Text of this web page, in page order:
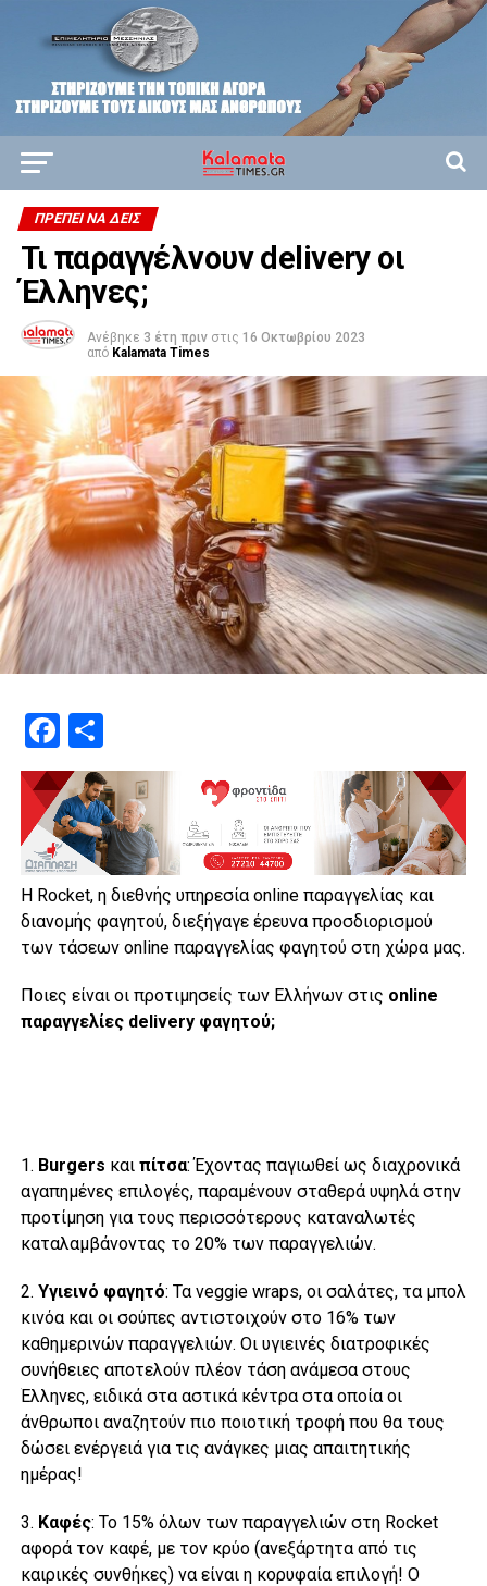
ΠΡΈΠΕΙ ΝΑ ΔΕΙΣ
Τι παραγγέλνουν delivery οι
Έλληνες;
Ανέβηκε 3 έτη πριν στις 16 Οκτωβρίου 2023
από Kalamata Times
Facebook
Μοιραστείτε
H Rocket, η διεθνής υπηρεσία online παραγγελίας και
διανομής φαγητού, διεξήγαγε έρευνα προσδιορισμού
των τάσεων online παραγγελίας φαγητού στη χώρα μας.
Ποιες είναι οι προτιμησείς των Ελλήνων στις online
παραγγελίες delivery φαγητού;
1. Burgers και πίτσα: Έχοντας παγιωθεί ως διαχρονικά
αγαπημένες επιλογές, παραμένουν σταθερά υψηλά στην
προτίμηση για τους περισσότερους καταναλωτές
καταλαμβάνοντας το 20% των παραγγελιών.
2. Υγιεινό φαγητό: Τα veggie wraps, οι σαλάτες, τα μπολ
κινόα και οι σούπες αντιστοιχούν στο 16% των
καθημερινών παραγγελιών. Οι υγιεινές διατροφικές
συνήθειες αποτελούν πλέον τάση ανάμεσα στους
Έλληνες, ειδικά στα αστικά κέντρα στα οποία οι
άνθρωποι αναζητούν πιο ποιοτική τροφή που θα τους
δώσει ενέργειά για τις ανάγκες μιας απαιτητικής
ημέρας!
3. Καφές: Το 15% όλων των παραγγελιών στη Rocket
αφορά τον καφέ, με τον κρύο (ανεξάρτητα από τις
καιρικές συνθήκες) να είναι η κορυφαία επιλογή! Ο